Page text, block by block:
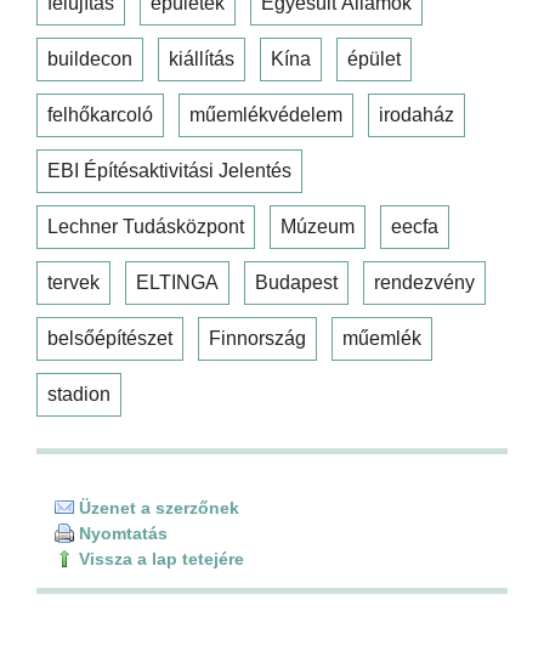
buildecon kiállítás Kína épület
felhőkarcoló műemlékvédelem irodaház
EBI Építésaktivitási Jelentés
Lechner Tudásközpont Múzeum eecfa
tervek ELTINGA Budapest rendezvény
belsőépítészet Finnország műemlék
stadion
Üzenet a szerzőnek
Nyomtatás
Vissza a lap tetejére